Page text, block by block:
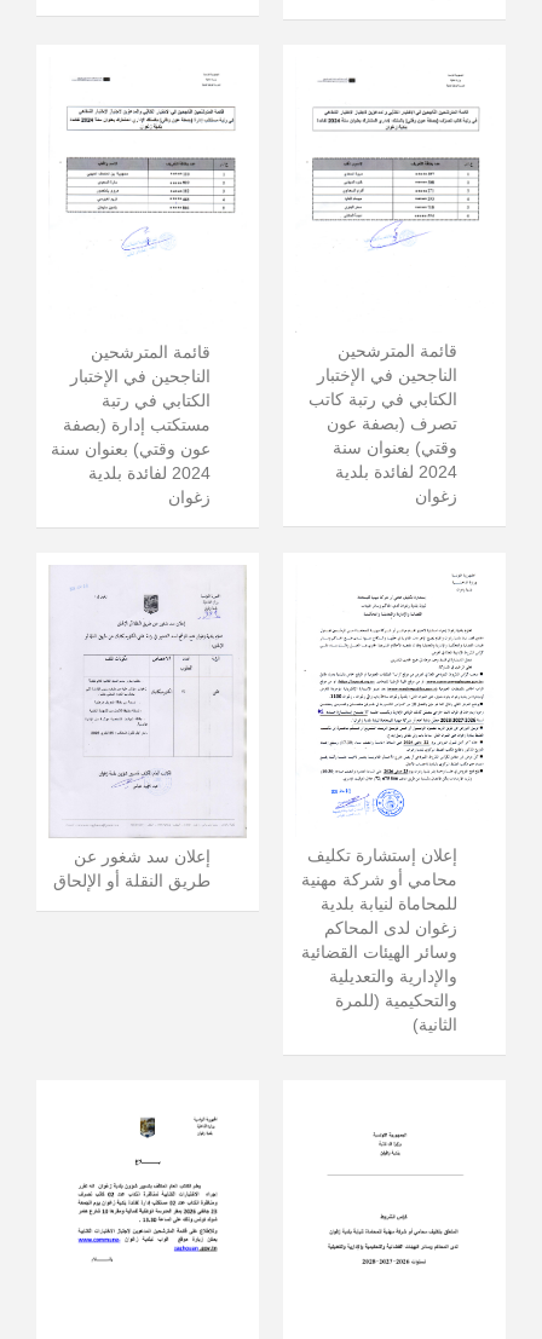
قائمة المترشحين
الناجحين في الإختبار
الكتابي في رتبة
مستكتب إدارة (بصفة
عون وقتي) بعنوان سنة
2024 لفائدة بلدية
زغوان
قائمة المترشحين
الناجحين في الإختبار
الكتابي في رتبة كاتب
تصرف (بصفة عون
وقتي) بعنوان سنة
2024 لفائدة بلدية
زغوان
إعلان سد شغور عن
طريق النقلة أو الإلحاق
إعلان إستشارة تكليف
محامي أو شركة مهنية
للمحاماة لنيابة بلدية
زغوان لدى المحاكم
وسائر الهيئات القضائية
والإدارية والتعديلية
والتحكيمية (للمرة
الثانية)